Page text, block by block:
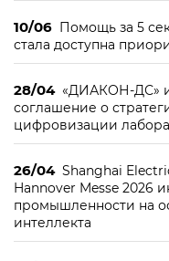
10/06 Помощь за 5
стала доступна
28/04 «ДИАКОН-ДС»
соглашение о
цифровизации
26/04 Shanghai
Hannover Messe 2026
промышленности на
интеллекта